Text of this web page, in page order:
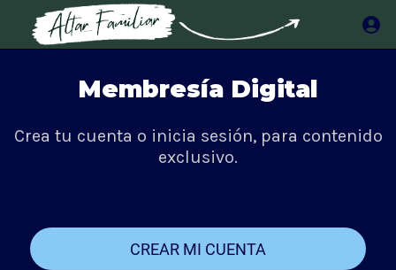
Membresía Digital
Crea tu cuenta o inicia sesión, para contenido
exclusivo.
CREAR MI CUENTA